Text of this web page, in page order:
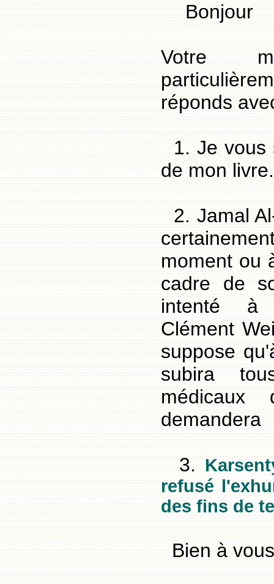
Bonjour
Votre
réponds
1. Je vous
de mon livre.
2. Jamal
moment ou
cadre de
intenté à
Clément
suppose
subira
demandera
3.
refusé
des fins de
Bien à vous